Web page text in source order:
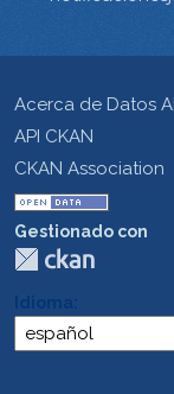
Acerca de Datos
API CKAN
CKAN Association
Gestionado con